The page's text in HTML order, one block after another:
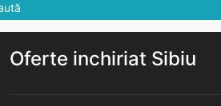
Oferte inchiriat Sibiu